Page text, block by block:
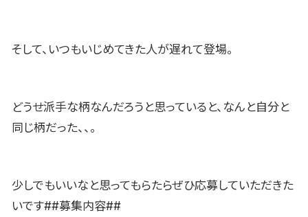
そして、いつもいじめてきた人が遅れて登場。
どうせ派手な柄なんだろうと思っていると、なんと自分と
同じ柄だった、、。
少しでもいいなと思ってもらたらぜひ応募していただきた
いです##募集内容##